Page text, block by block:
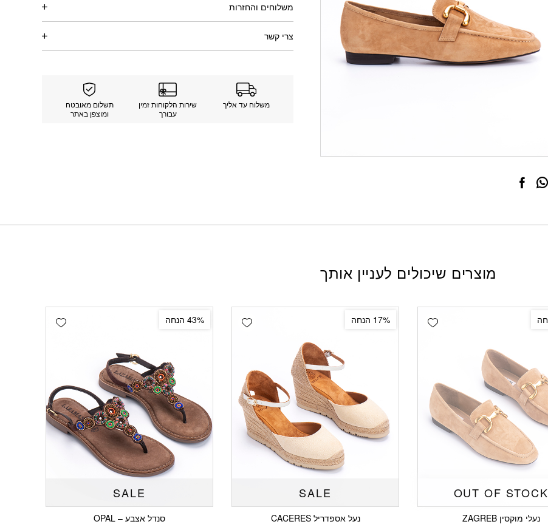
משלוחים והחזרות
צרי קשר
משלוח עד אליך
שירות הלקוחות זמין
עבורך
תשלום מאובטח
ומוצפן באתר
מוצרים שיכולים לעניין אותך
Add wishlist
OUT OF STOCK
נעלי מוקסין ZAGREB
Add wishlist 17% הנחה
SALE
נעל אספדריל CACERES
Add wishlist 43% הנחה
SALE
סנדל אצבע – OPAL